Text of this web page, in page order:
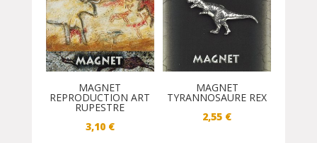
MAGNET
REPRODUCTION ART
RUPESTRE
3,10 €
MAGNET
TYRANNOSAURE REX
2,55 €